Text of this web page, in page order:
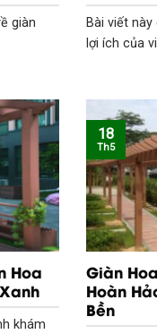
giàn
Bài viết
lợi ích của
Hoa
khám
Giàn
Hoàn
Bền
18
Th5